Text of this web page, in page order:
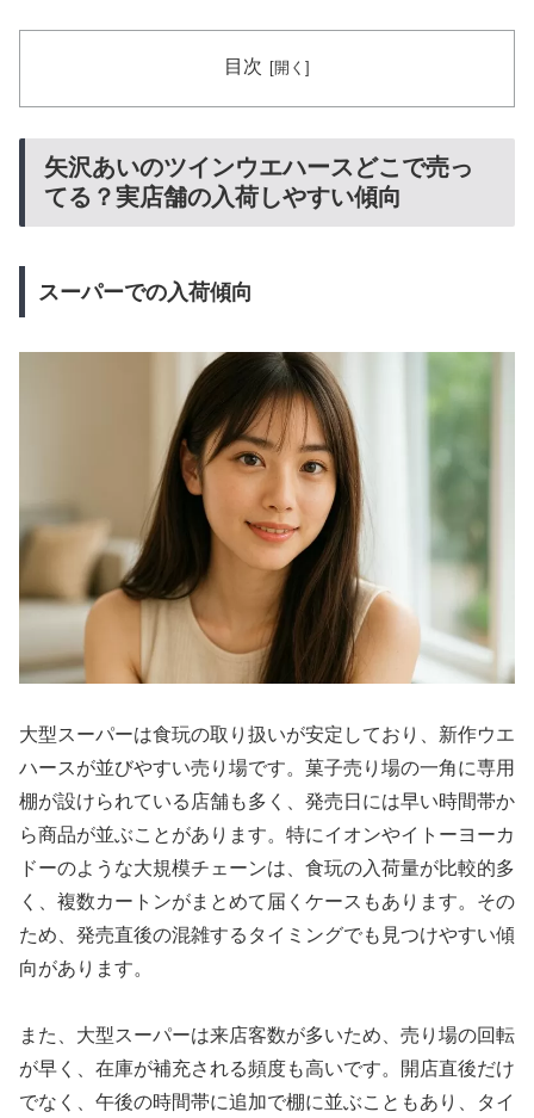
目次
矢沢あいのツインウエハースどこで売っ
てる？実店舗の入荷しやすい傾向
スーパーでの入荷傾向
大型スーパーは食玩の取り扱いが安定しており、新作ウエ
ハースが並びやすい売り場です。菓子売り場の一角に専用
棚が設けられている店舗も多く、発売日には早い時間帯か
ら商品が並ぶことがあります。特にイオンやイトーヨーカ
ドーのような大規模チェーンは、食玩の入荷量が比較的多
く、複数カートンがまとめて届くケースもあります。その
ため、発売直後の混雑するタイミングでも見つけやすい傾
向があります。
また、大型スーパーは来店客数が多いため、売り場の回転
が早く、在庫が補充される頻度も高いです。開店直後だけ
でなく、午後の時間帯に追加で棚に並ぶこともあり、タイ